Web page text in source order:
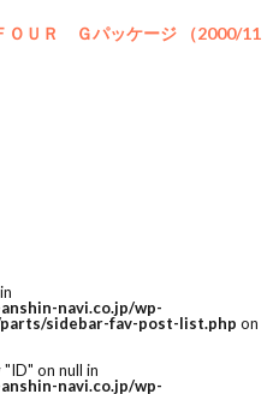
ＯＵＲ Ｇパッケージ （2000/11
navi.co.jp/wp-
sidebar-fav-post-list.php on
on null in
navi.co.jp/wp-